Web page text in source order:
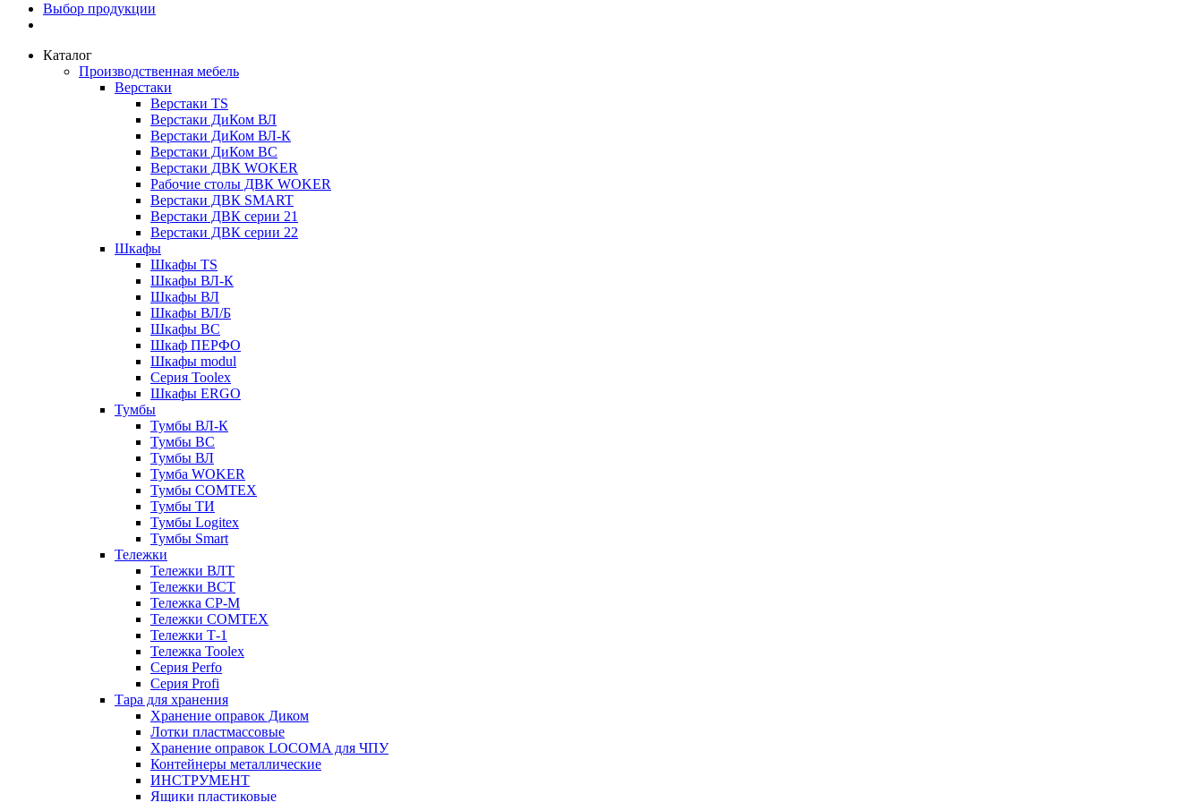
Выбор продукции
Каталог
Производственная мебель
Верстаки
Верстаки TS
Верстаки ДиКом ВЛ
Верстаки ДиКом ВЛ-К
Верстаки ДиКом ВС
Верстаки ДВК WOKER
Рабочие столы ДВК WOKER
Верстаки ДВК SMART
Верстаки ДВК серии 21
Верстаки ДВК серии 22
Шкафы
Шкафы TS
Шкафы ВЛ-К
Шкафы ВЛ
Шкафы ВЛ/Б
Шкафы ВС
Шкаф ПЕРФО
Шкафы modul
Серия Toolex
Шкафы ERGO
Тумбы
Тумбы ВЛ-К
Тумбы ВС
Тумбы ВЛ
Тумба WOKER
Тумбы COMTEX
Тумбы ТИ
Тумбы Logitex
Тумбы Smart
Тележки
Тележки ВЛТ
Тележки ВСТ
Тележка СР-М
Тележки COMTEX
Тележки Т-1
Тележка Toolex
Серия Perfo
Серия Profi
Тара для хранения
Хранение оправок Диком
Лотки пластмассовые
Хранение оправок LOCOMA для ЧПУ
Контейнеры металлические
ИНСТРУМЕНТ
Ящики пластиковые